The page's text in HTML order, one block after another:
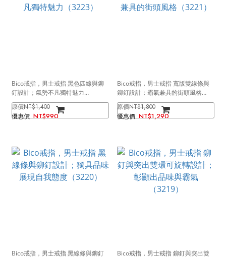
Bico戒指，男士戒指 黑色四線與鉚
釘設計；氣勢不凡獨特魅力
（3223）
NT$1,400
NT$990
Bico戒指，男士戒指 寬版雙線條與
鉚釘設計；霸氣兼具的街頭風格
（3221）
NT$1,800
NT$1,290
Bico戒指，男士戒指 黑線條與鉚釘
Bico戒指，男士戒指 鉚釘與突出雙